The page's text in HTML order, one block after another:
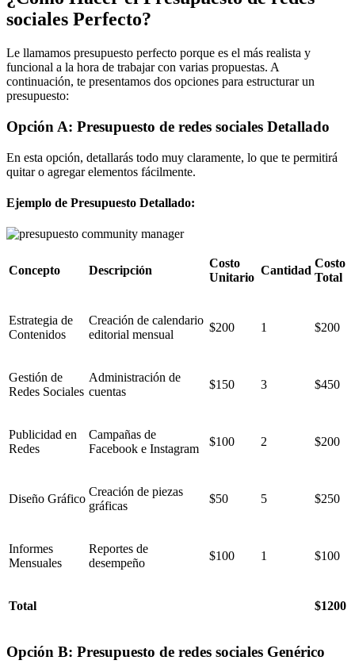
sociales Perfecto?
Le llamamos presupuesto perfecto porque es el más realista y
funcional a la hora de trabajar con varias propuestas. A
continuación, te presentamos dos opciones para estructurar un
presupuesto:
Opción A: Presupuesto de redes sociales Detallado
En esta opción, detallarás todo muy claramente, lo que te permitirá
quitar o agregar elementos fácilmente.
Ejemplo de Presupuesto Detallado:
Concepto Descripción
Costo
Unitario
Cantidad
Costo
Total
Estrategia de
Contenidos
Creación de calendario
editorial mensual
$200 1 $200
Gestión de
Redes Sociales
Administración de
cuentas
$150 3 $450
Publicidad en
Redes
Campañas de
Facebook e Instagram
$100 2 $200
Diseño Gráfico
Creación de piezas
gráficas
$50 5 $250
Informes
Mensuales
Reportes de
desempeño
$100 1 $100
Total $1200
Opción B: Presupuesto de redes sociales Genérico